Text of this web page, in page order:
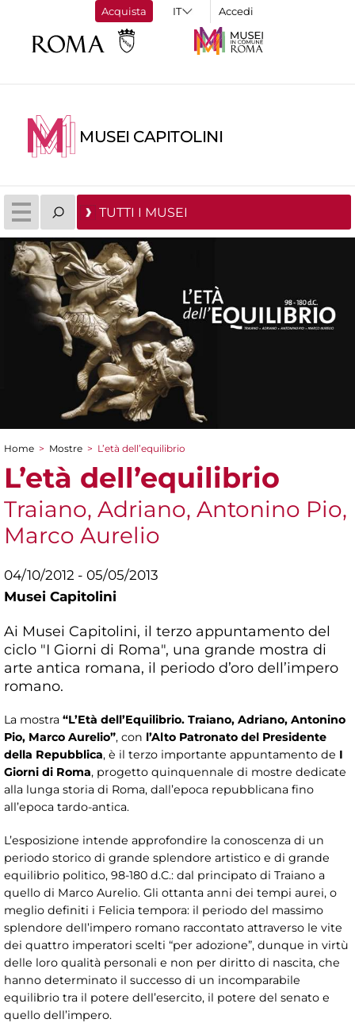
Acquista Accedi
MUSEI CAPITOLINI
TUTTI I MUSEI
Tu sei qui
Home > Mostre > L’età dell’equilibrio
L’età dell’equilibrio
Traiano, Adriano, Antonino Pio,
Marco Aurelio
04/10/2012 - 05/05/2013
Musei Capitolini
Ai Musei Capitolini, il terzo appuntamento del
ciclo "I Giorni di Roma", una grande mostra di
arte antica romana, il periodo d’oro dell’impero
romano.
La mostra “L’Età dell’Equilibrio. Traiano, Adriano, Antonino
Pio, Marco Aurelio”, con l’Alto Patronato del Presidente
della Repubblica, è il terzo importante appuntamento de I
Giorni di Roma, progetto quinquennale di mostre dedicate
alla lunga storia di Roma, dall’epoca repubblicana fino
all’epoca tardo-antica.
L’esposizione intende approfondire la conoscenza di un
periodo storico di grande splendore artistico e di grande
equilibrio politico, 98-180 d.C.: dal principato di Traiano a
quello di Marco Aurelio. Gli ottanta anni dei tempi aurei, o
meglio definiti i Felicia tempora: il periodo del massimo
splendore dell’impero romano raccontato attraverso le vite
dei quattro imperatori scelti “per adozione”, dunque in virtù
delle loro qualità personali e non per diritto di nascita, che
hanno determinato il successo di un incomparabile
equilibrio tra il potere dell’esercito, il potere del senato e
quello dell’impero.